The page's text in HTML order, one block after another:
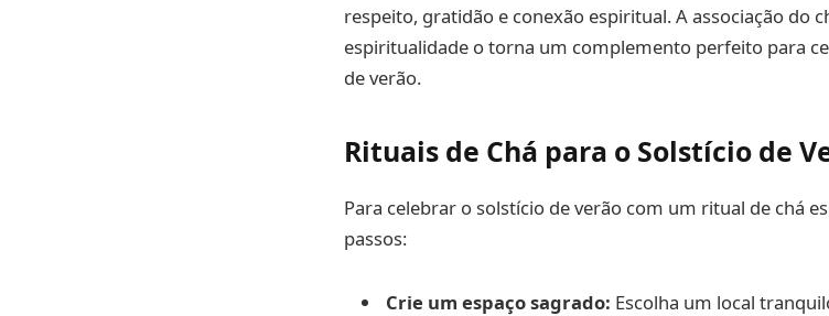
respeito, gratidão e conexão espiritual. A associação do
espiritualidade o torna um complemento perfeito para
de verão.
Rituais de Chá para o Solstício de
Para celebrar o solstício de verão com um ritual de chá
passos:
Crie um espaço sagrado: Escolha um local